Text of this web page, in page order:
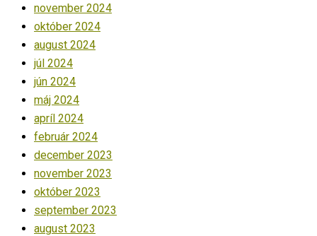
november 2024
október 2024
august 2024
júl 2024
jún 2024
máj 2024
apríl 2024
február 2024
december 2023
november 2023
október 2023
september 2023
august 2023